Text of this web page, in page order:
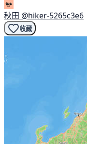
秋田 @hiker-5265c3e6
收藏